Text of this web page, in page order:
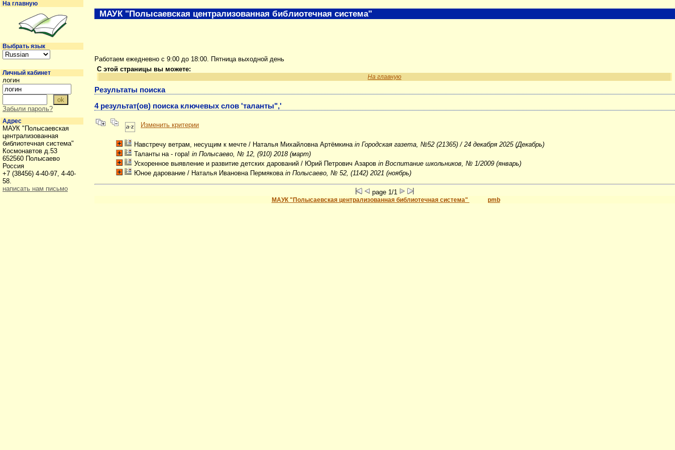
Работаем ежедневно с 9:00 до 18:00. Пятница выходной день
С этой страницы вы можете:
На главную
Результаты поиска
4 результат(ов) поиска ключевых слов 'таланты",'
Изменить критерии
Навстречу ветрам, несущим к мечте / Наталья Михайловна Артёмкинаin Городская газета, №52 (21365) / 24 декабря 2025 (Декабрь)
Таланты на - гора! in Полысаево, № 12, (910) 2018 (март)
Ускоренное выявление и развитие детских дарований / Юрий Петрович Азаровin Воспитание школьников, № 1/2009 (январь)
Юное дарование / Наталья Ивановна Пермяковаin Полысаево, № 52, (1142) 2021 (ноябрь)
page 1/1
МАУК "Полысаевская централизованная библиотечная система" pmb
МАУК "Полысаевская централизованная библиотечная система"
На главную
Выбрать язык
Личный кабинет
логин
Забыли пароль?
Адрес
МАУК "Полысаевская
централизованная
библиотечная система"
Космонавтов д.53
652560 Полысаево
Россия
+7 (38456) 4-40-97, 4-40-
58.
написать нам письмо